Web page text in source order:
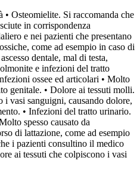
• Osteomielite. Si raccomanda che
in corrispondenza
e nei pazienti che presentano
come ad esempio in caso di
dentale, mal di testa,
e infezioni del tratto
ossee ed articolari • Molto
genitale. • Dolore ai tessuti molli.
i vasi sanguigni, causando dolore,
• Infezioni del tratto urinario.
spesso causato da
di lattazione, come ad esempio
i pazienti consultino il medico
ai tessuti che colpiscono i vasi